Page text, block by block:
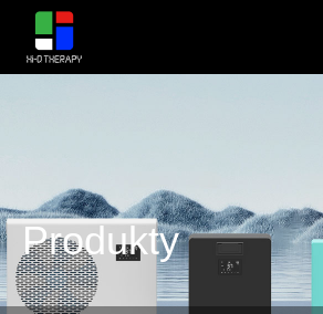
Produkty